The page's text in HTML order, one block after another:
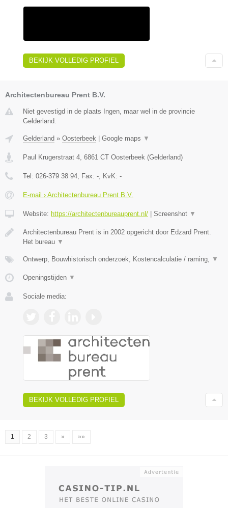
BEKIJK VOLLEDIG PROFIEL
Architectenbureau Prent B.V.
Niet gevestigd in de plaats Ingen, maar wel in de provincie
Gelderland.
Gelderland » Oosterbeek | Google maps ▼
Paul Krugerstraat 4 6861 CT Oosterbeek (Gelderland)
Tel: 026-379 38 94 , Fax: - , KvK: -
E-mail › Architectenbureau Prent B.V.
Website: https://architectenbureauprent.nl/ | Screenshot ▼
Architectenbureau Prent is in 2002 opgericht door Edzard Prent.
Het bureau ▼
Ontwerp, Bouwhistorisch onderzoek, Kostencalculatie / raming, ▼
Openingstijden ▼
Sociale media:
BEKIJK VOLLEDIG PROFIEL
1 2 3 » »»